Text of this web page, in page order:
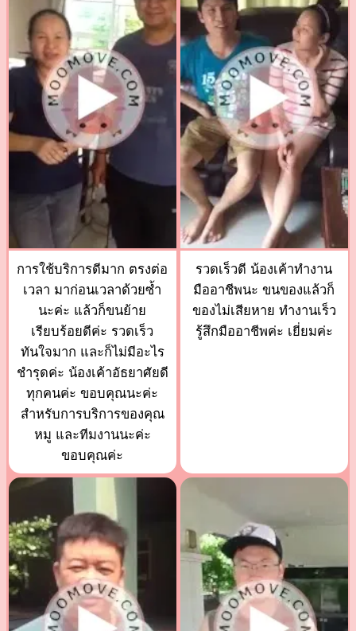
การใช้บริการดีมาก ตรงต่อ
เวลา มาก่อนเวลาด้วยซ้ำ
นะค่ะ แล้วก็ขนย้าย
เรียบร้อยดีค่ะ รวดเร็ว
ทันใจมาก และก็ไม่มีอะไร
ชำรุดค่ะ น้องเค้าอัธยาศัยดี
ทุกคนค่ะ ขอบคุณนะค่ะ
สำหรับการบริการของคุณ
หมู และทีมงานนะค่ะ
ขอบคุณค่ะ
รวดเร็วดี น้องเค้าทำงาน
มืออาชีพนะ ขนของแล้วก็
ของไม่เสียหาย ทำงานเร็ว
รู้สึกมืออาชีพค่ะ เยี่ยมค่ะ